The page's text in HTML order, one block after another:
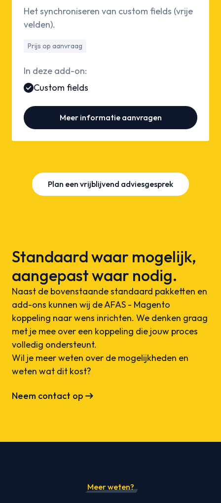
Het synchroniseren van custom fields (vrije
velden).
Prijs op aanvraag
In deze add-on:
Custom fields
Meer informatie aanvragen
Plan een vrijblijvend adviesgesprek
Standaard waar mogelijk,
aangepast waar nodig.
Naast de bovenstaande standaard pakketten en
add-ons kunnen wij de AFAS - Magento
koppeling naar wens inrichten. We denken graag
met je mee over een koppeling die jouw proces
volledig ondersteunt.
Wil je meer weten over de mogelijkheden en
weten wat dit kost?
Neem contact op arrow_right_alt
Meer weten?